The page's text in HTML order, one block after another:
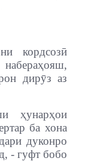
кордсозӣ
дирӯз аз
ҳунарҳои
ба хона
дуконро
- гуфт бобо